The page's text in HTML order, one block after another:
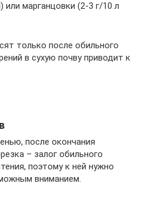
марганцовки (2-3 г/10 л
только после обильного
в сухую почву приводит к
после окончания
– залог обильного
поэтому к ней нужно
вниманием.